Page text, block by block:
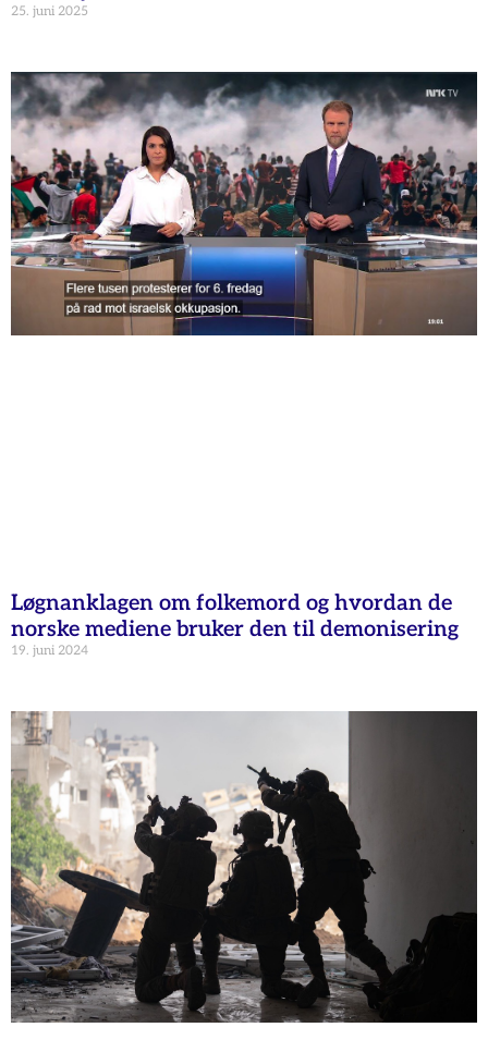
25. juni 2025
Løgnanklagen om folkemord og hvordan de
norske mediene bruker den til demonisering
19. juni 2024